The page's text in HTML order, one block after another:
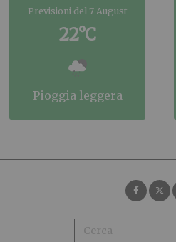
Previsioni del 7 August
22°C
pioggia leggera